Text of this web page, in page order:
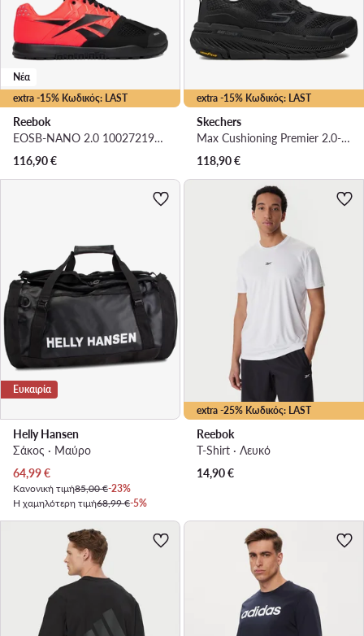
extra -15% Κωδικός: LAST
Νέα
Reebok
EOSB-NANO 2.0 100272195 · Παπούτσια για Γυμναστήριο
116,90€
extra -15% Κωδικός: LAST
Skechers
Max Cushioning Premier 2.0-Vantage 2.0 220840/BKCC · Αθλητικά
118,90€
Ευκαιρία
Helly Hansen
Σάκος · Μαύρο
Τρέχουσα τιμή
64,99€
Κανονική τιμή85,00 €-23%
Η χαμηλότερη τιμή68,99 €-5%
extra -25% Κωδικός: LAST
Reebok
T-Shirt · Λευκό
14,90€